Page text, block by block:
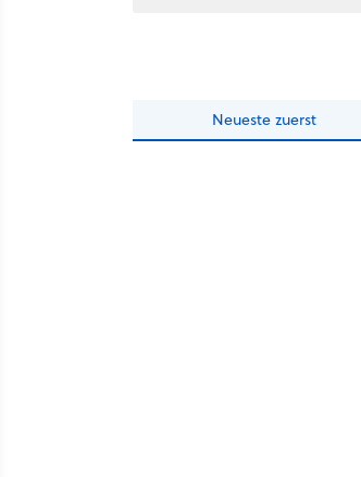
Neueste zuerst